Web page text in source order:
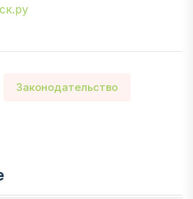
Законодательство